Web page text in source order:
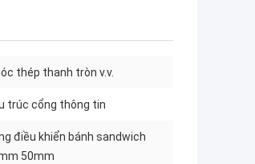
thép thanh tròn v.v.
trúc cổng thông tin
điều khiển bánh sandwich
50mm